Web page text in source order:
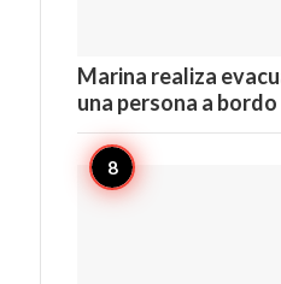
Marina realiza
una persona a